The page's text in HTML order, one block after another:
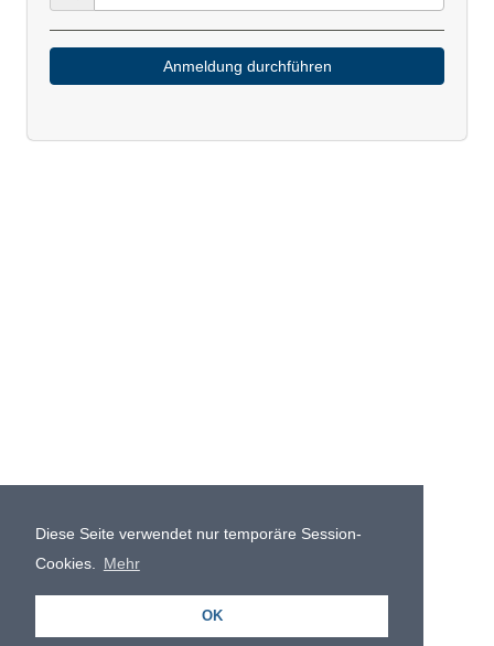
Diese Seite verwendet nur temporäre Session-
Cookies.
Mehr
OK
Anmeldung durchführen